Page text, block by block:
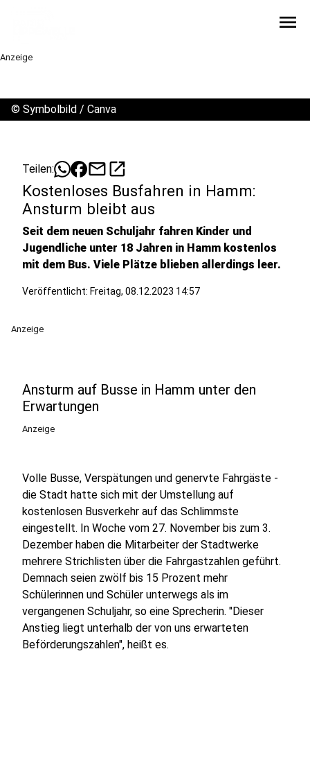
menu
Anzeige
© Symbolbild / Canva
Teilen: mailopen_in_new
Kostenloses Busfahren in Hamm:
Ansturm bleibt aus
Seit dem neuen Schuljahr fahren Kinder und
Jugendliche unter 18 Jahren in Hamm kostenlos
mit dem Bus. Viele Plätze blieben allerdings leer.
Veröffentlicht: Freitag, 08.12.2023 14:57
Anzeige
Ansturm auf Busse in Hamm unter den
Erwartungen
Anzeige
Volle Busse, Verspätungen und genervte Fahrgäste -
die Stadt hatte sich mit der Umstellung auf
kostenlosen Busverkehr auf das Schlimmste
eingestellt. In Woche vom 27. November bis zum 3.
Dezember haben die Mitarbeiter der Stadtwerke
mehrere Strichlisten über die Fahrgastzahlen geführt.
Demnach seien zwölf bis 15 Prozent mehr
Schülerinnen und Schüler unterwegs als im
vergangenen Schuljahr, so eine Sprecherin. "Dieser
Anstieg liegt unterhalb der von uns erwarteten
Beförderungszahlen", heißt es.